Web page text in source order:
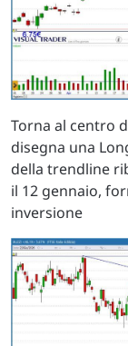
Torna al centro
disegna una
della trendline
il 12 gennaio,
inversione